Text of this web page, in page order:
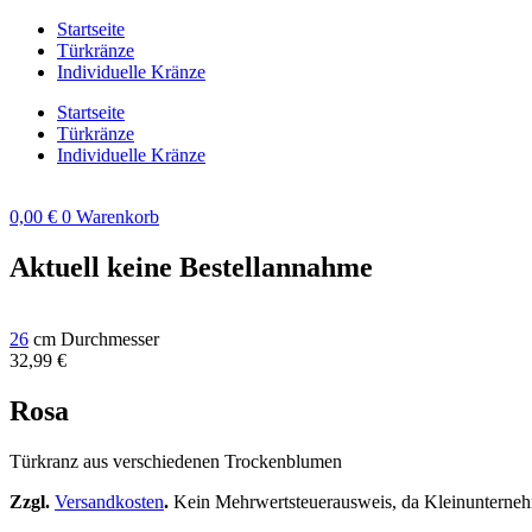
Zum
Inhalt
springen
Startseite
Türkränze
Individuelle Kränze
Startseite
Türkränze
Individuelle Kränze
0,00 € 0 Warenkorb
Aktuell keine Bestellannahme
26 cm Durchmesser
32,99 €
Rosa
Türkranz aus verschiedenen Trockenblumen
Zzgl. Versandkosten. Kein Mehrwertsteuerausweis, da